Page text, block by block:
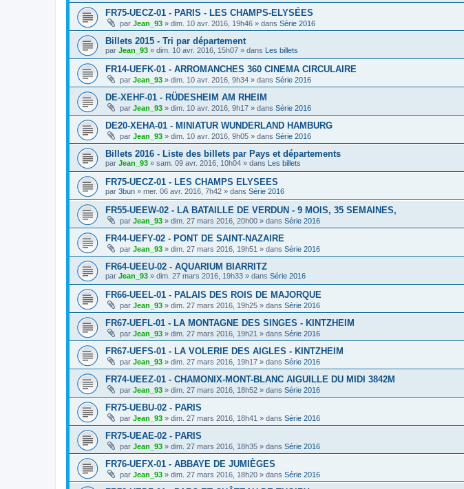
FR75-UECZ-01 - PARIS - LES CHAMPS-ELYSÉES
par Jean_93 » dim. 10 avr. 2016, 19h46 » dans Série 2016
Billets 2015 - Tri par département
par Jean_93 » dim. 10 avr. 2016, 15h07 » dans Les billets
FR14-UEFK-01 - ARROMANCHES 360 CINEMA CIRCULAIRE
par Jean_93 » dim. 10 avr. 2016, 9h34 » dans Série 2016
DE-XEHF-01 - RÜDESHEIM AM RHEIM
par Jean_93 » dim. 10 avr. 2016, 9h17 » dans Série 2016
DE20-XEHA-01 - MINIATUR WUNDERLAND HAMBURG
par Jean_93 » dim. 10 avr. 2016, 9h05 » dans Série 2016
Billets 2016 - Liste des billets par Pays et départements
par Jean_93 » sam. 09 avr. 2016, 10h04 » dans Les billets
FR75-UECZ-01 - LES CHAMPS ELYSEES
par 3bun » mer. 06 avr. 2016, 7h42 » dans Série 2016
FR55-UEEW-02 - LA BATAILLE DE VERDUN - 9 MOIS, 35 SEMAINES,
par Jean_93 » dim. 27 mars 2016, 20h00 » dans Série 2016
FR44-UEFY-02 - PONT DE SAINT-NAZAIRE
par Jean_93 » dim. 27 mars 2016, 19h51 » dans Série 2016
FR64-UEEU-02 - AQUARIUM BIARRITZ
par Jean_93 » dim. 27 mars 2016, 19h33 » dans Série 2016
FR66-UEEL-01 - PALAIS DES ROIS DE MAJORQUE
par Jean_93 » dim. 27 mars 2016, 19h25 » dans Série 2016
FR67-UEFL-01 - LA MONTAGNE DES SINGES - KINTZHEIM
par Jean_93 » dim. 27 mars 2016, 19h21 » dans Série 2016
FR67-UEFS-01 - LA VOLERIE DES AIGLES - KINTZHEIM
par Jean_93 » dim. 27 mars 2016, 19h17 » dans Série 2016
FR74-UEEZ-01 - CHAMONIX-MONT-BLANC AIGUILLE DU MIDI 3842M
par Jean_93 » dim. 27 mars 2016, 18h52 » dans Série 2016
FR75-UEBU-02 - PARIS
par Jean_93 » dim. 27 mars 2016, 18h41 » dans Série 2016
FR75-UEAE-02 - PARIS
par Jean_93 » dim. 27 mars 2016, 18h35 » dans Série 2016
FR76-UEFX-01 - ABBAYE DE JUMIÈGES
par Jean_93 » dim. 27 mars 2016, 18h20 » dans Série 2016